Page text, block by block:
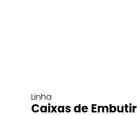
Linha
Caixas de Embutir